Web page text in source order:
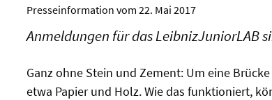
Presseinformation vom 22. Mai 2017
Anmeldungen für das LeibnizJuniorLAB
Ganz ohne Stein und Zement: Um eine
etwa Papier und Holz. Wie das funktioniert,